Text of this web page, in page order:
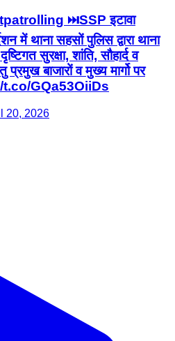
⏭️SSP इटावा
थाना सहसों पुलिस द्वारा थाना
सुरक्षा, शांति, सौहार्द व
बाजारों व मुख्य मार्गो पर
t.co/GQa53OiiDs
20, 2026